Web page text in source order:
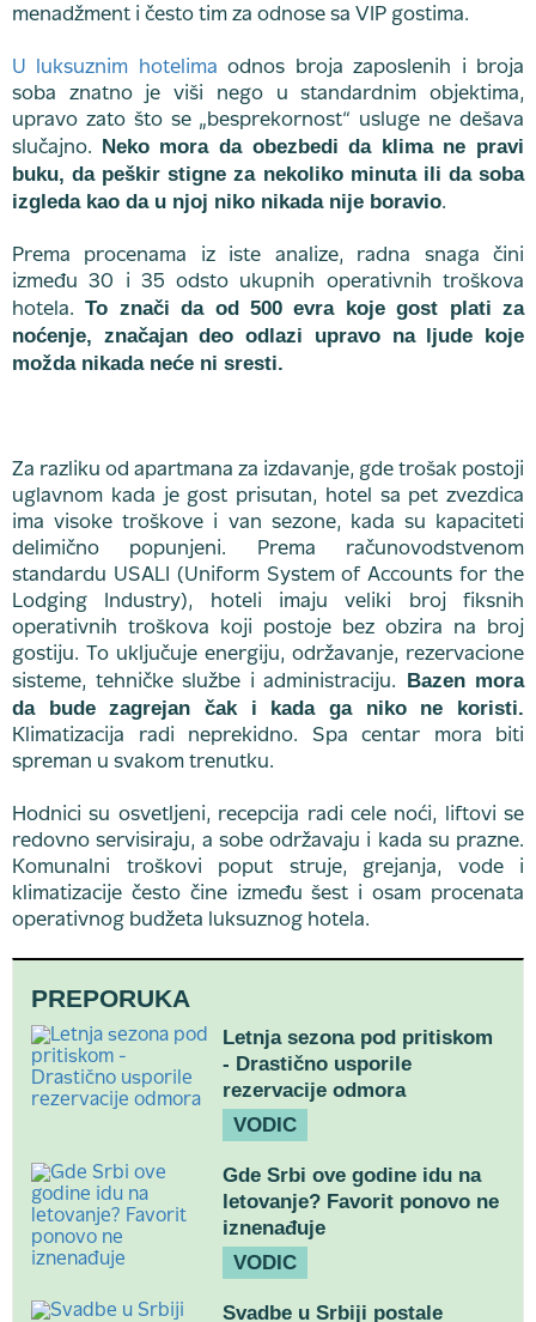
menadžment i često tim za odnose sa VIP gostima.
U luksuznim hotelimaodnos broja zaposlenih i broja
soba znatno je viši nego u standardnim objektima,
upravo zato što se „besprekornost“ usluge ne dešava
slučajno. Neko mora da obezbedi da klima ne pravi
buku, da peškir stigne za nekoliko minuta ili da soba
izgleda kao da u njoj niko nikada nije boravio.
Prema procenama iz iste analize, radna snaga čini
između 30 i 35 odsto ukupnih operativnih troškova
hotela.
To znači da od 500 evra koje gost plati za
noćenje, značajan deo odlazi upravo na ljude koje
možda nikada neće ni sresti.
Za razliku od apartmana za izdavanje, gde trošak postoji
uglavnom kada je gost prisutan, hotel sa pet zvezdica
ima visoke troškove i van sezone, kada su kapaciteti
delimično popunjeni. Prema računovodstvenom
standardu USALI (Uniform System of Accounts for the
Lodging Industry), hoteli imaju veliki broj fiksnih
operativnih troškova koji postoje bez obzira na broj
gostiju. To uključuje energiju, održavanje, rezervacione
sisteme, tehničke službe i administraciju.
Bazen mora
da bude zagrejan čak i kada ga niko ne koristi.
Klimatizacija radi neprekidno. Spa centar mora biti
spreman u svakom trenutku.
Hodnici su osvetljeni, recepcija radi cele noći, liftovi se
redovno servisiraju, a sobe održavaju i kada su prazne.
Komunalni troškovi poput struje, grejanja, vode i
klimatizacije često čine između šest i osam procenata
operativnog budžeta luksuznog hotela.
PREPORUKA
Letnja sezona pod pritiskom
- Drastično usporile
rezervacije odmora
VODIC
Gde Srbi ove godine idu na
letovanje? Favorit ponovo ne
iznenađuje
VODIC
Svadbe u Srbiji postale